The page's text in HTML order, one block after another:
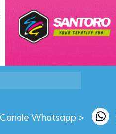
Canale Whatsapp >